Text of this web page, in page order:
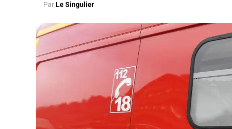
ParLe Singulier